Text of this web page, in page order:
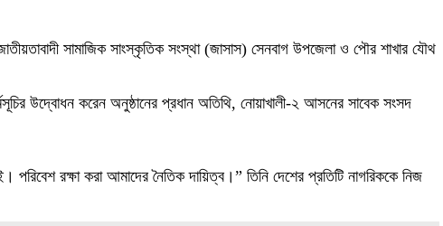
সামাজিক সাংস্কৃতিক সংস্থা (জাসাস) সেনবাগ উপজেলা ও পৌর শাখার যৌথ
উদ্বোধন করেন অনুষ্ঠানের প্রধান অতিথি, নোয়াখালী-২ আসনের সাবেক সংসদ
রক্ষা করা আমাদের নৈতিক দায়িত্ব।” তিনি দেশের প্রতিটি নাগরিককে নিজ